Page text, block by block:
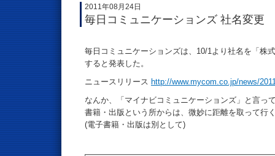
2011年08月24日
毎日コミュニケーションズ 社名変更
毎日コミュニケーションズは、10/1より社名を「株
すると発表した。
ニュースリリース http://www.mycom.co.jp/news/
なんか、「マイナビコミュニケーションズ」と言っ
書籍・出版という所からは、微妙に距離を取って行
(電子書籍・出版は別として)